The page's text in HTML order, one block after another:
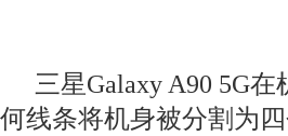
三星Galaxy A90 5G
何线条将机身被分割为